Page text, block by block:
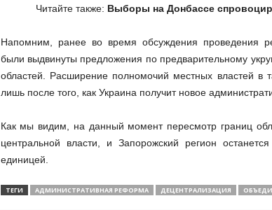
Читайте также: Выборы на Донбассе
Напомним, ранее во время обсуждения проведения
были выдвинуты предложения по предварительному
областей. Расширение полномочий местных властей в
лишь после того, как Украина получит новое
Как мы видим, на данный момент пересмотр границ
центральной власти, и Запорожский регион
единицей.
ТЕГИ АДМИНИСТРАТИВНАЯ РЕФОРМА ДЕЦЕНТРАЛИЗАЦИЯ